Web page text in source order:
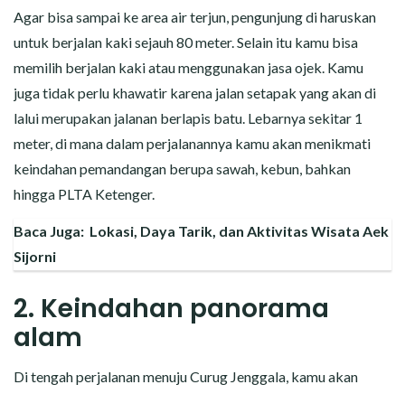
Agar bisa sampai ke area air terjun, pengunjung di haruskan
untuk berjalan kaki sejauh 80 meter. Selain itu kamu bisa
memilih berjalan kaki atau menggunakan jasa ojek. Kamu
juga tidak perlu khawatir karena jalan setapak yang akan di
lalui merupakan jalanan berlapis batu. Lebarnya sekitar 1
meter, di mana dalam perjalanannya kamu akan menikmati
keindahan pemandangan berupa sawah, kebun, bahkan
hingga PLTA Ketenger.
Baca Juga: Lokasi, Daya Tarik, dan Aktivitas Wisata Aek
Sijorni
2. Keindahan panorama
alam
Di tengah perjalanan menuju Curug Jenggala, kamu akan